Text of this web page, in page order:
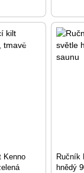
Kenno
Ručník
hnědý